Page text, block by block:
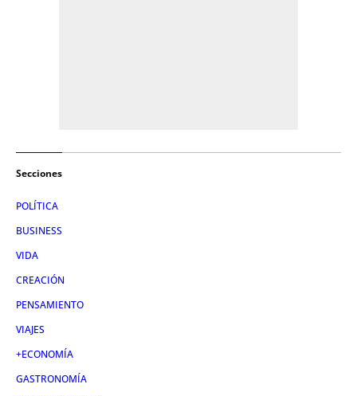
Secciones
POLÍTICA
BUSINESS
VIDA
CREACIÓN
PENSAMIENTO
VIAJES
+ECONOMÍA
GASTRONOMÍA